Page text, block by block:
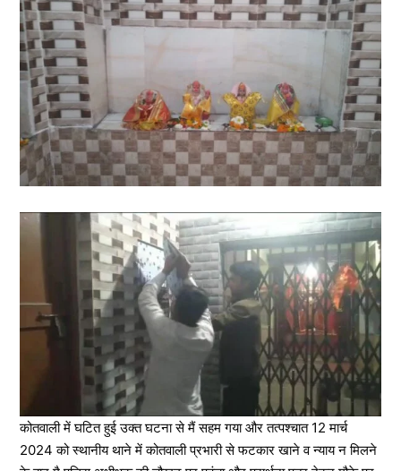
कोतवाली में घटित हुई उक्त घटना से मैं सहम गया और तत्पश्चात 12 मार्च
2024 को स्थानीय थाने में कोतवाली प्रभारी से फटकार खाने व न्याय न मिलने